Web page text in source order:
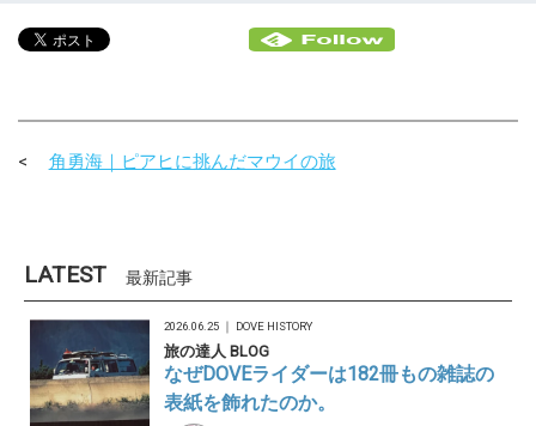
角勇海｜ピアヒに挑んだマウイの旅
LATEST 最新記事
2026.06.25 ｜ DOVE HISTORY
旅の達人 BLOG
なぜDOVEライダーは182冊もの雑誌の
表紙を飾れたのか。